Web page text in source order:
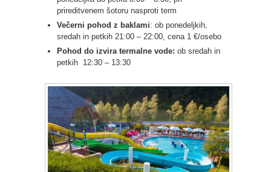
prireditvenem šotoru nasproti term
Večerni pohod z baklami: ob ponedeljkih,
sredah in petkih 21:00 – 22:00, cena 1 €/osebo
Pohod do izvira termalne vode: ob sredah in
petkih 12:30 – 13:30